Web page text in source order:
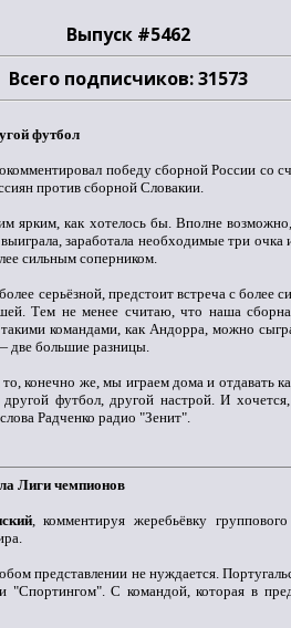
Выпуск #5462
Всего подписчиков: 31573
футбол
победу сборной России со
против сборной Словакии.
ярким, как хотелось бы. Вполне
заработала необходимые три очка
сильным соперником.
серьёзной, предстоит встреча с
Тем не менее считаю, что наша
командами, как Андорра, можно
две большие разницы.
конечно же, мы играем дома и отдавать
футбол, другой настрой. И
Радченко радио "Зенит".
Лиги чемпионов
, комментируя жеребьёвку
представлении не нуждается.
"Спортингом". С командой, которая в